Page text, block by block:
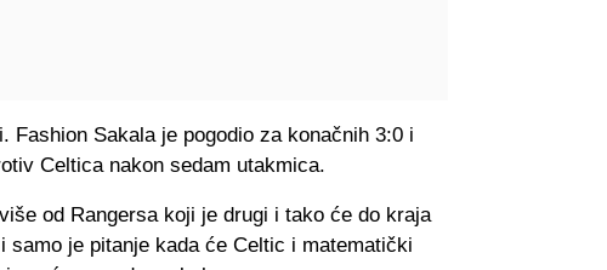
Fashion Sakala je pogodio za konačnih 3:0 i
Celtica nakon sedam utakmica.
od Rangersa koji je drugi i tako će do kraja
je pitanje kada će Celtic i matematički